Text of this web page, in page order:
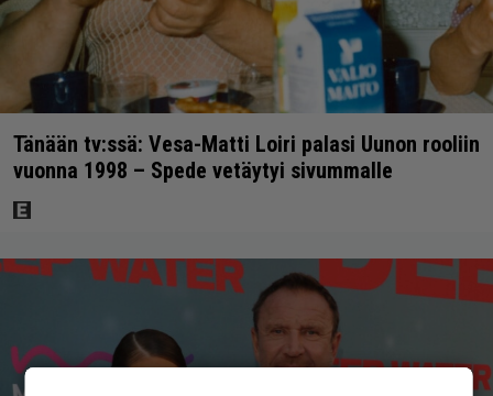
Tänään tv:ssä: Vesa-Matti Loiri palasi Uunon rooliin
vuonna 1998 – Spede vetäytyi sivummalle